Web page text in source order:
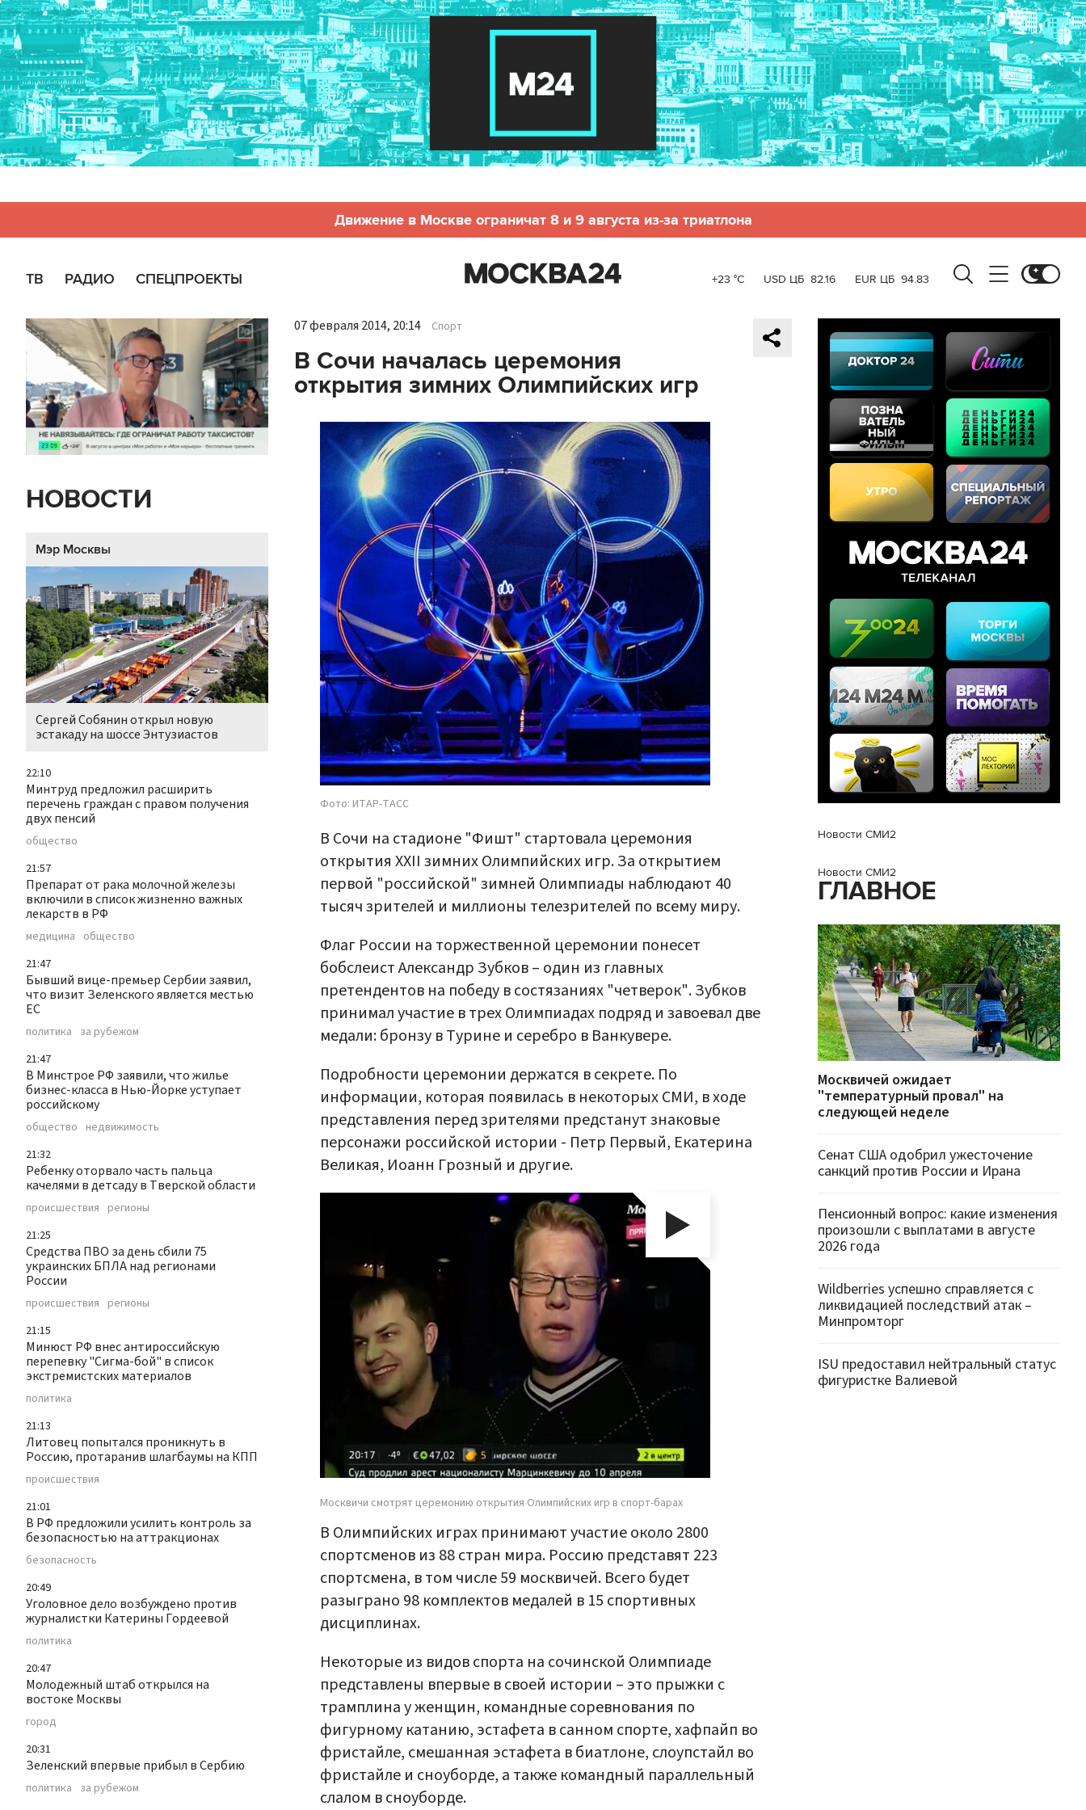
Движение в Москве ограничат 8 и 9 августа из-за триатлона
ТВ РАДИО СПЕЦПРОЕКТЫ +23 °C USD ЦБ 82.16 EUR ЦБ 94.83
НОВОСТИ
Мэр Москвы
Сергей Собянин открыл новую
эстакаду на шоссе Энтузиастов
22:10
Минтруд предложил расширить
перечень граждан с правом получения
двух пенсий
общество
21:57
Препарат от рака молочной железы
включили в список жизненно важных
лекарств в РФ
медицина общество
21:47
Бывший вице-премьер Сербии заявил,
что визит Зеленского является местью
ЕС
политика за рубежом
21:47
В Минстрое РФ заявили, что жилье
бизнес-класса в Нью-Йорке уступает
российскому
общество недвижимость
21:32
Ребенку оторвало часть пальца
качелями в детсаду в Тверской области
происшествия регионы
21:25
Средства ПВО за день сбили 75
украинских БПЛА над регионами
России
происшествия регионы
21:15
Минюст РФ внес антироссийскую
перепевку "Сигма-бой" в список
экстремистских материалов
политика
21:13
Литовец попытался проникнуть в
Россию, протаранив шлагбаумы на КПП
происшествия
21:01
В РФ предложили усилить контроль за
безопасностью на аттракционах
безопасность
20:49
Уголовное дело возбуждено против
журналистки Катерины Гордеевой
политика
20:47
Молодежный штаб открылся на
востоке Москвы
город
20:31
Зеленский впервые прибыл в Сербию
политика за рубежом
07 февраля 2014, 20:14 Спорт
В Сочи началась церемония
открытия зимних Олимпийских игр
Фото: ИТАР-ТАСС
В Сочи на стадионе "Фишт" стартовала церемония
открытия XXII зимних Олимпийских игр. За открытием
первой "российской" зимней Олимпиады наблюдают 40
тысяч зрителей и миллионы телезрителей по всему миру.
Флаг России на торжественной церемонии понесет
бобслеист Александр Зубков – один из главных
претендентов на победу в состязаниях "четверок". Зубков
принимал участие в трех Олимпиадах подряд и завоевал две
медали: бронзу в Турине и серебро в Ванкувере.
Подробности церемонии держатся в секрете. По
информации, которая появилась в некоторых СМИ, в ходе
представления перед зрителями предстанут знаковые
персонажи российской истории - Петр Первый, Екатерина
Великая, Иоанн Грозный и другие.
Москвичи смотрят церемонию открытия Олимпийских игр в спорт-барах
В Олимпийских играх принимают участие около 2800
спортсменов из 88 стран мира. Россию представят 223
спортсмена, в том числе 59 москвичей. Всего будет
разыграно 98 комплектов медалей в 15 спортивных
дисциплинах.
Некоторые из видов спорта на сочинской Олимпиаде
представлены впервые в своей истории – это прыжки с
трамплина у женщин, командные соревнования по
фигурному катанию, эстафета в санном спорте, хафпайп во
фристайле, смешанная эстафета в биатлоне, слоупстайл во
фристайле и сноуборде, а также командный параллельный
слалом в сноуборде.
Новости СМИ2
Новости СМИ2
ГЛАВНОЕ
Москвичей ожидает
"температурный провал" на
следующей неделе
Сенат США одобрил ужесточение
санкций против России и Ирана
Пенсионный вопрос: какие изменения
произошли с выплатами в августе
2026 года
Wildberries успешно справляется с
ликвидацией последствий атак –
Минпромторг
ISU предоставил нейтральный статус
фигуристке Валиевой